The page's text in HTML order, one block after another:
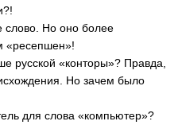
слово. Но оно более
«ресепшен»!
русской «конторы»? Правда,
Но зачем было
для слова «компьютер»?